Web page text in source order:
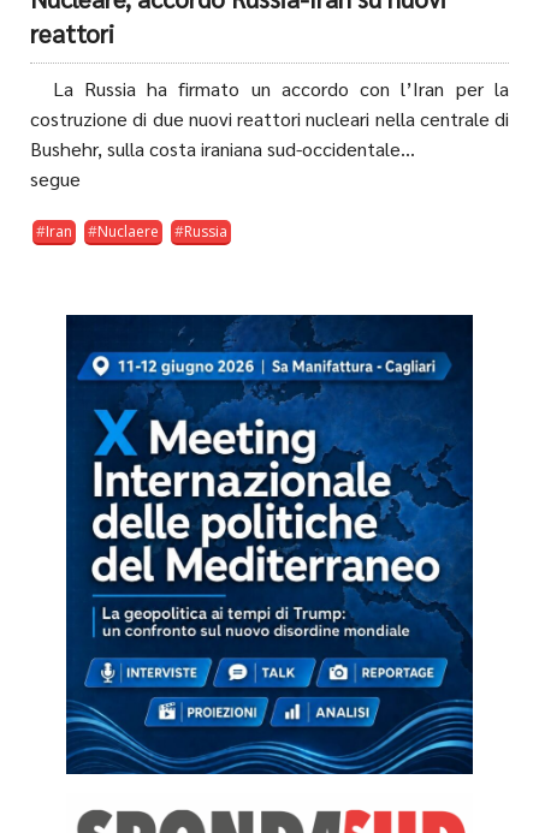
reattori
La Russia ha firmato un accordo con l’Iran per la
costruzione di due nuovi reattori nucleari nella centrale di
Bushehr, sulla costa iraniana sud-occidentale...
segue
Iran Nuclaere Russia